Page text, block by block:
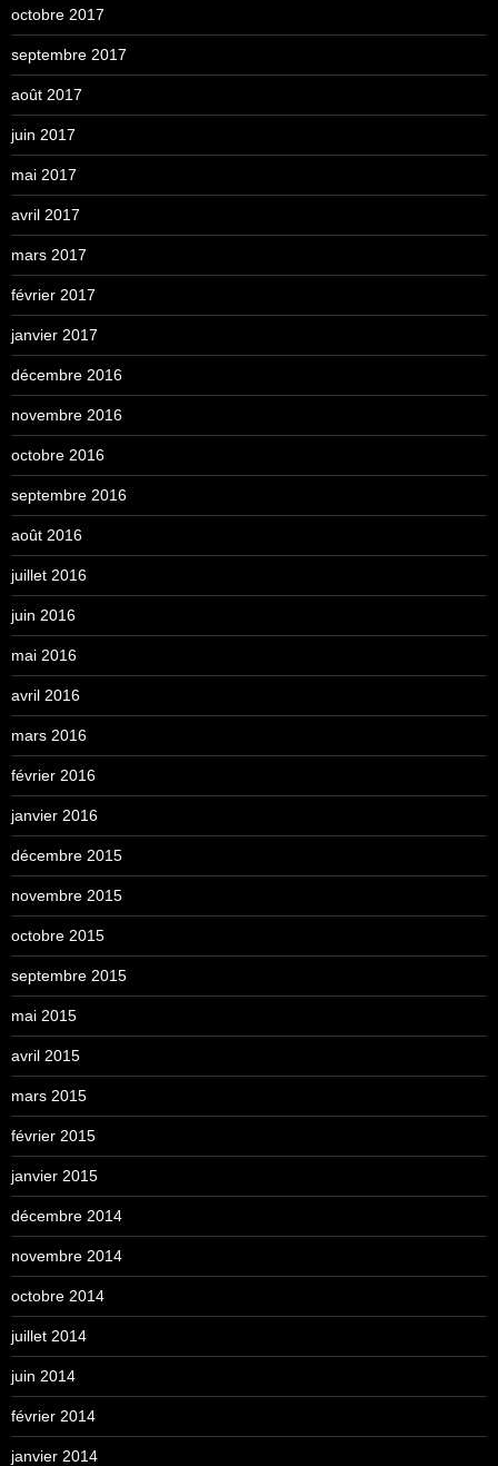
octobre 2017
septembre 2017
août 2017
juin 2017
mai 2017
avril 2017
mars 2017
février 2017
janvier 2017
décembre 2016
novembre 2016
octobre 2016
septembre 2016
août 2016
juillet 2016
juin 2016
mai 2016
avril 2016
mars 2016
février 2016
janvier 2016
décembre 2015
novembre 2015
octobre 2015
septembre 2015
mai 2015
avril 2015
mars 2015
février 2015
janvier 2015
décembre 2014
novembre 2014
octobre 2014
juillet 2014
juin 2014
février 2014
janvier 2014